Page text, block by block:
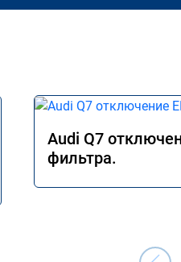
Audi Q7
фильтра.